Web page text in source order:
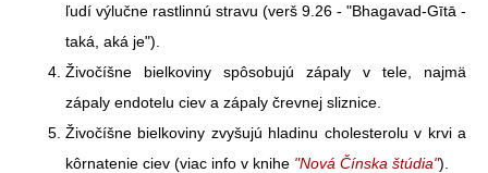
ľudí výlučne rastlinnú stravu (verš 9.26 - "Bhagavad-Gītā -
taká, aká je").
Živočíšne bielkoviny spôsobujú zápaly v tele, najmä
zápaly endotelu ciev a zápaly črevnej sliznice.
Živočíšne bielkoviny zvyšujú hladinu cholesterolu v krvi a
kôrnatenie ciev (viac info v knihe "Nová Čínska štúdia").